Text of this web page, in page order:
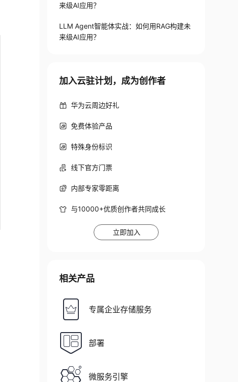
来级AI应用？
LLM Agent智能体实战：如何用RAG构建未
来级AI应用？
加入云驻计划，成为创作者
华为云周边好礼
免费体验产品
特殊身份标识
线下官方门票
内部专家零距离
与10000+优质创作者共同成长
立即加入
相关产品
专属企业存储服务
部署
微服务引擎